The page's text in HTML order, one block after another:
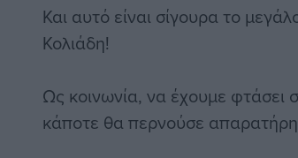
Και αυτό είναι σίγουρα το
Κολιάδη!
Ως κοινωνία, να έχουμε φτάσει
κάποτε θα περνούσε